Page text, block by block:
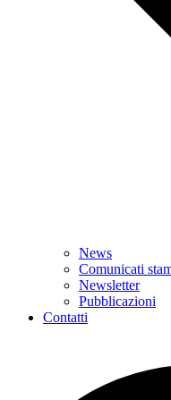
News
Comunicati
Newsletter
Pubblicazioni
Contatti